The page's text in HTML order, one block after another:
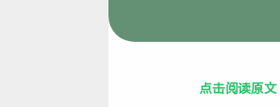
点击阅读原文